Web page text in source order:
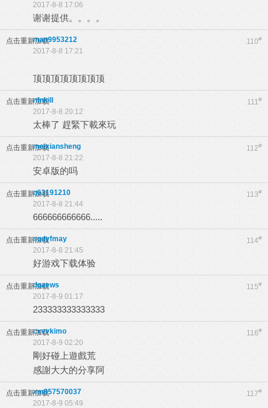
2017-8-8 17:06
谢谢提供。。。。
点击重新加载 110#
man9953212
2017-8-8 17:21
顶顶顶顶顶顶顶顶
点击重新加载 111#
nfnkill
2017-8-8 20:12
太棒了 趕緊下載來玩
点击重新加载 112#
meixiansheng
2017-8-8 21:22
安卓版的吗
点击重新加载 113#
q63191210
2017-8-8 21:44
666666666666.....
点击重新加载 114#
sqdyfmay
2017-8-8 21:45
好游戏下载体验
点击重新加载 115#
dqaews
2017-8-9 01:17
233333333333333
点击重新加载 116#
cxvvkimo
2017-8-9 02:20
剛好碰上遊戲荒
感謝大大的分享阿
点击重新加载 117#
xm857570037
2017-8-9 05:49